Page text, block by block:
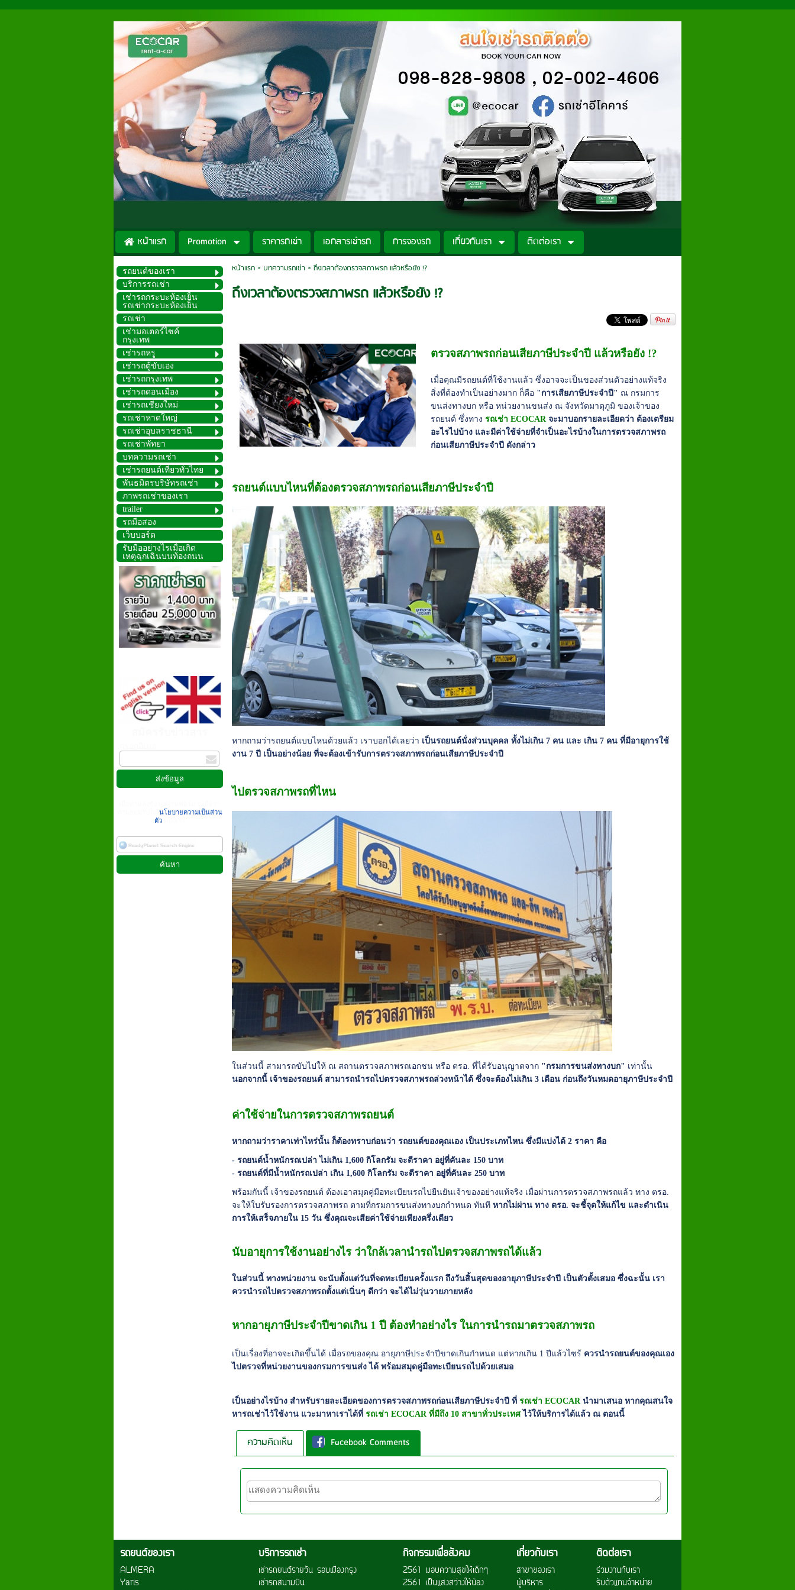
หน้าแรก Promotion ราคารถเช่า เอกสารเช่ารถ การจองรถ เกี่ยวกับเรา ติดต่อเรา
รถยนต์ของเรา
บริการรถเช่า
เช่ารถกระบะห้องเย็น
รถเช่ากระบะห้องเย็น
รถเช่า
เช่ามอเตอร์ไซค์
กรุงเทพ
เช่ารถหรู
เช่ารถตู้ขับเอง
เช่ารถกรุงเทพ
เช่ารถดอนเมือง
เช่ารถเชียงใหม่
รถเช่าหาดใหญ่
รถเช่าอุบลราชธานี
รถเช่าพัทยา
บทความรถเช่า
เช่ารถยนต์เที่ยวทั่วไทย
พันธมิตรบริษัทรถเช่า
ภาพรถเช่าของเรา
trailer
รถมือสอง
เว็บบอร์ด
รับมืออย่างไรเมื่อเกิด
เหตุฉุกเฉินบนท้องถนน
นโยบายความเป็นส่วน
ตัว
หน้าแรก> บทความรถเช่า > ถึงเวลาต้องตรวจสภาพรถ แล้วหรือยัง !?
ถึงเวลาต้องตรวจสภาพรถ แล้วหรือยัง !?
ตรวจสภาพรถก่อนเสียภาษีประจำปี แล้วหรือยัง !?
เมื่อคุณมีรถยนต์ที่ใช้งานแล้ว ซึ่งอาจจะเป็นของส่วนตัวอย่างแท้จริง
สิ่งที่ต้องทำเป็นอย่างมาก ก็คือ "การเสียภาษีประจำปี" ณ กรมการ
ขนส่งทางบก หรือ หน่วยงานขนส่ง ณ จังหวัดมาตุภูมิ ของเจ้าของ
รถยนต์ ซึ่งทางรถเช่า ECOCAR จะมาบอกรายละเอียดว่า ต้องเตรียม
อะไรไปบ้าง และมีค่าใช้จ่ายที่จำเป็นอะไรบ้างในการตรวจสภาพรถ
ก่อนเสียภาษีประจำปี ดังกล่าว
รถยนต์แบบไหนที่ต้องตรวจสภาพรถก่อนเสียภาษีประจำปี
หากถามว่ารถยนต์แบบไหนด้วยแล้ว เราบอกได้เลยว่า เป็นรถยนต์นั่งส่วนบุคคล ทั้งไม่เกิน 7 คน และ เกิน 7 คน ที่มีอายุการใช้
งาน 7 ปี เป็นอย่างน้อย ที่จะต้องเข้ารับการตรวจสภาพรถก่อนเสียภาษีประจำปี
ไปตรวจสภาพรถที่ไหน
ในส่วนนี้ สามารถขับไปให้ ณ สถานตรวจสภาพรถเอกชน หรือ ตรอ. ที่ได้รับอนุญาตจาก "กรมการขนส่งทางบก" เท่านั้น
นอกจากนี้ เจ้าของรถยนต์ สามารถนำรถไปตรวจสภาพรถล่วงหน้าได้ ซึ่งจะต้องไม่เกิน 3 เดือน ก่อนถึงวันหมดอายุภาษีประจำปี
ค่าใช้จ่ายในการตรวจสภาพรถยนต์
หากถามว่าราคาเท่าไหร่นั้น ก็ต้องทราบก่อนว่า รถยนต์ของคุณเอง เป็นประเภทไหน ซึ่งมีแบ่งได้ 2 ราคา คือ
- รถยนต์น้ำหนักรถเปล่า ไม่เกิน 1,600 กิโลกรัม จะตีราคา อยู่ที่คันละ 150 บาท
- รถยนต์ที่มีน้ำหนักรถเปล่า เกิน 1,600 กิโลกรัม จะตีราคา อยู่ที่คันละ 250 บาท
พร้อมกันนี้ เจ้าของรถยนต์ ต้องเอาสมุดคู่มือทะเบียนรถไปยืนยันเจ้าของอย่างแท้จริง เมื่อผ่านการตรวจสภาพรถแล้ว ทาง ตรอ.
จะให้ใบรับรองการตรวจสภาพรถ ตามที่กรมการขนส่งทางบกกำหนด ทันทีหากไม่ผ่าน ทาง ตรอ. จะชี้จุดให้แก้ไข และดำเนิน
การให้เสร็จภายใน 15 วัน ซึ่งคุณจะเสียค่าใช้จ่ายเพียงครึ่งเดียว
นับอายุการใช้งานอย่างไร ว่าใกล้เวลานำรถไปตรวจสภาพรถได้แล้ว
ในส่วนนี้ ทางหน่วยงาน จะนับตั้งแต่วันที่จดทะเบียนครั้งแรก ถึงวันสิ้นสุดของอายุภาษีประจำปี เป็นตัวตั้งเสมอ ซึ่งฉะนั้น เรา
ควรนำรถไปตรวจสภาพรถตั้งแต่เนิ่นๆ ดีกว่า จะได้ไม่วุ่นวายภายหลัง
หากอายุภาษีประจำปีขาดเกิน 1 ปี ต้องทำอย่างไร ในการนำรถมาตรวจสภาพรถ
เป็นเรื่องที่อาจจะเกิดขึ้นได้ เมื่อรถของคุณ อายุภาษีประจำปีขาดเกินกำหนด แต่หากเกิน 1 ปีแล้วไซร้ ควรนำรถยนต์ของคุณเอง
ไปตรวจที่หน่วยงานของกรมการขนส่ง ได้ พร้อมสมุดคู่มือทะเบียนรถไปด้วยเสมอ
เป็นอย่างไรบ้าง สำหรับรายละเอียดของการตรวจสภาพรถก่อนเสียภาษีประจำปี ที่รถเช่า ECOCARนำมาเสนอ หากคุณสนใจ
หารถเช่าไว้ใช้งาน แวะมาหาเราได้ที่รถเช่า ECOCAR ที่มีถึง 10 สาขาทั่วประเทศไว้ให้บริการได้แล้ว ณ ตอนนี้
ความคิดเห็น Facebook Comments
รถยนต์ของเรา
ALMERA
Yaris
บริการรถเช่า
เช่ารถยนต์รายวัน รอบเมืองกรุง
เช่ารถสนามบิน
กิจกรรมเพื่อสังคม
2561 มอบความสุขให้เด็กๆ
2561 เป็นแสงสว่างให้น้อง
เกี่ยวกับเรา
สาขาของเรา
ผู้บริหาร
ติดต่อเรา
ร่วมงานกับเรา
รับตัวแทนจำหน่าย